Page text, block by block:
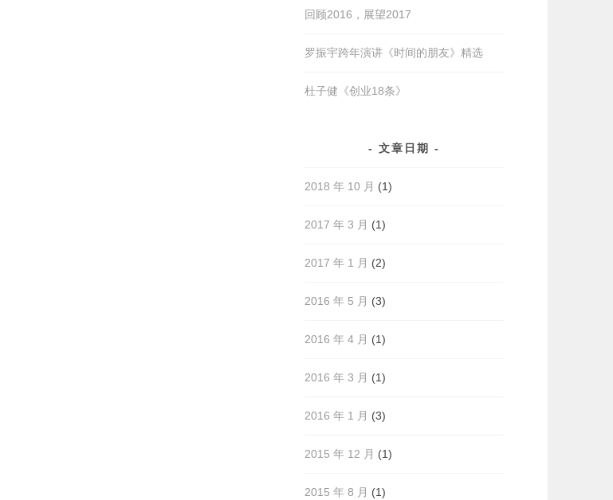
回顾2016，展望2017
罗振宇跨年演讲《时间的朋友》精选
杜子健《创业18条》
文章日期
2018 年 10 月 (1)
2017 年 3 月 (1)
2017 年 1 月 (2)
2016 年 5 月 (3)
2016 年 4 月 (1)
2016 年 3 月 (1)
2016 年 1 月 (3)
2015 年 12 月 (1)
2015 年 8 月 (1)